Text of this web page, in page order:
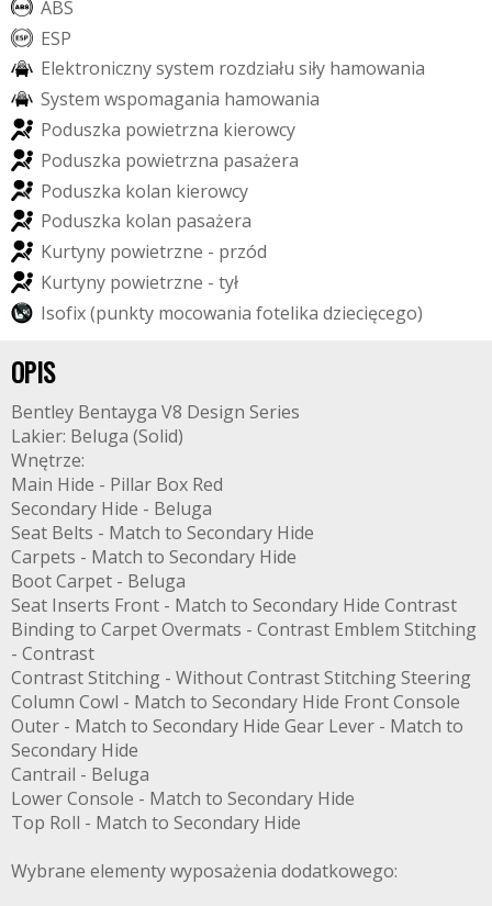
ABS
ESP
Elektronicznysystem rozdziału siły hamowania
System wspomagania hamowania
Poduszka powietrzna kierowcy
Poduszka powietrzna pasażera
Poduszka kolan kierowcy
Poduszka kolan pasażera
Kurtyny powietrzne - przód
Kurtyny powietrzne - tył
Isofix(punkty mocowania fotelika dziecięcego)
OPIS
Bentley Bentayga V8 Design Series
Lakier: Beluga (Solid)
Wnętrze:
Main Hide - Pillar Box Red
Secondary Hide - Beluga
Seat Belts - Match to Secondary Hide
Carpets - Match to Secondary Hide
Boot Carpet - Beluga
Seat Inserts Front - Match to Secondary Hide Contrast
Binding to Carpet Overmats - Contrast Emblem Stitching
- Contrast
Contrast Stitching - Without Contrast Stitching Steering
Column Cowl - Match to Secondary Hide Front Console
Outer - Match to Secondary Hide Gear Lever - Match to
Secondary Hide
Cantrail - Beluga
Lower Console - Match to Secondary Hide
Top Roll - Match to Secondary Hide
Wybrane elementy wyposażenia dodatkowego: